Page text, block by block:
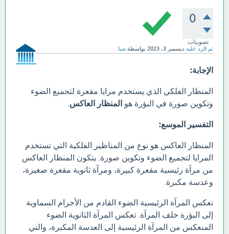
0
تصويتات
تم الرد عليه ديسمبر 3، 2023 بواسطة صبا
الإجابة:
المنظار الفلكي الذي يستخدم مرايا مقعرة لتجميع الضوء
وتكوين صورة في البؤرة هو المنظار العاكس
التفسير الموسع:
المنظار العاكس هو نوع من المناظير الفلكية التي تستخدم
المرايا لتجميع الضوء وتكوين صورة. يتكون المنظار العاكس
من مرآة رئيسية مقعرة كبيرة، ومرآة ثانوية مقعرة صغيرة،
وعدسة مكبرة.
تعكس المرآة الرئيسية الضوء القادم من الأجرام السماوية
إلى البؤرة خلف المرآة. تعكس المرآة الثانوية الضوء
المنعكس من المرآة الرئيسية إلى العدسة المكبرة، والتي